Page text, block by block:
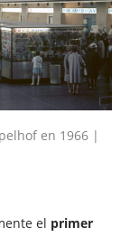
en 1966 |
el primer